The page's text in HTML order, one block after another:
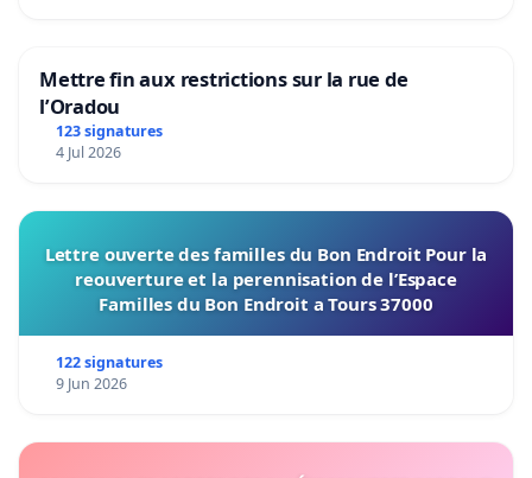
Mettre fin aux restrictions sur la rue de
l’Oradou
123 signatures
4 Jul 2026
Lettre ouverte des familles du Bon Endroit Pour la
reouverture et la perennisation de l’Espace
Familles du Bon Endroit a Tours 37000
122 signatures
9 Jun 2026